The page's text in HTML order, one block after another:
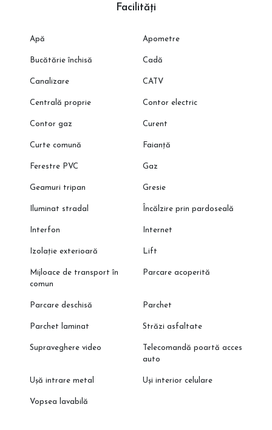
Programeaza o vizionare cu reprezentantul direct al
Facilități
Apă Apometre
Bucătărie închisă Cadă
Canalizare CATV
Centrală proprie Contor electric
Contor gaz Curent
Curte comună Faianță
Ferestre PVC Gaz
Geamuri tripan Gresie
Iluminat stradal Încălzire prin pardoseală
Interfon Internet
Izolație exterioară Lift
Mijloace de transport în
comun
Parcare acoperită
Parcare deschisă Parchet
Parchet laminat Străzi asfaltate
Supraveghere video
Telecomandă poartă acces
auto
Ușă intrare metal Uși interior celulare
Vopsea lavabilă